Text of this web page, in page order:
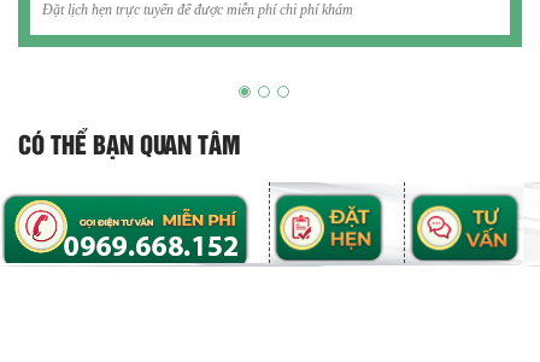
Đặt lịch hẹn trực tuyến để được miễn phí chi phí khám
CÓ THỂ BẠN QUAN TÂM